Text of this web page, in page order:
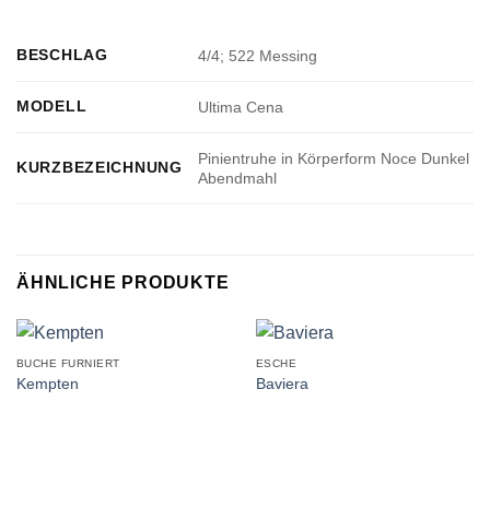
BESCHLAG 4/4; 522 Messing
MODELL Ultima Cena
KURZBEZEICHNUNG
Pinientruhe in Körperform Noce Dunkel
Abendmahl
ÄHNLICHE PRODUKTE
BUCHE FURNIERT
Kempten
ESCHE
Baviera